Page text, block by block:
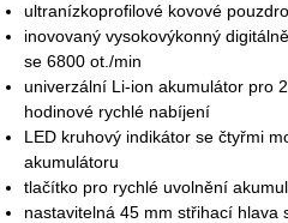
ultranízkoprofilové kovové
inovovaný vysokovýkonný
se 6800 ot./min
univerzální Li-ion akumulátor pro
hodinové rychlé nabíjení
LED kruhový indikátor se čtyřmi
akumulátoru
tlačítko pro rychlé uvolnění
nastavitelná 45 mm střihací hlava